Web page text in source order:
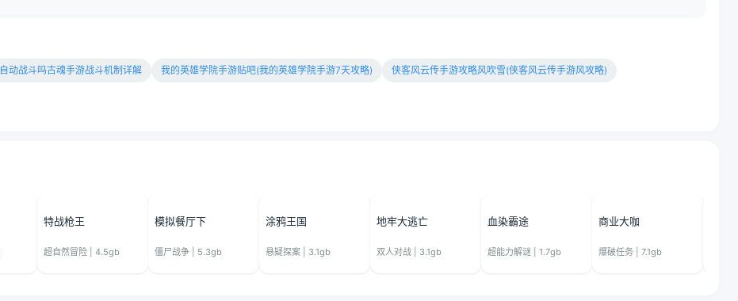
动战斗吗古魂手游战斗机制详解 我的英雄学院手游贴吧(我的英雄学院手游7天攻略)
侠客风云传手游攻略风吹雪(侠客风云传手游风攻略)
特战枪王
超自然冒险 | 4.5gb
模拟餐厅下
僵尸战争 | 5.3gb
涂鸦王国
悬疑探案 | 3.1gb
地牢大逃亡
双人对战 | 3.1gb
血染霸途
超能力解谜 | 1.7gb
商业大咖
爆破任务 | 7.1gb